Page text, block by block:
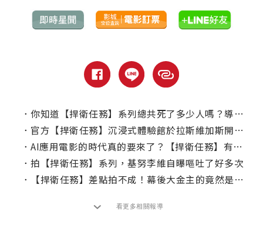
． 你知道【捍衛任務】系列總共死了多少人嗎？導演親自揭這數字！
． 官方【捍衛任務】沉浸式體驗館於拉斯維加斯開張！
． AI應用電影的時代真的要來了？【捍衛任務】有可能永久被使用嗎？
． 拍【捍衛任務】系列，基努李維自曝嘔吐了好多次
．
【捍衛任務】差點拍不成！幕後大金主的竟然是她？
看更多相關報導